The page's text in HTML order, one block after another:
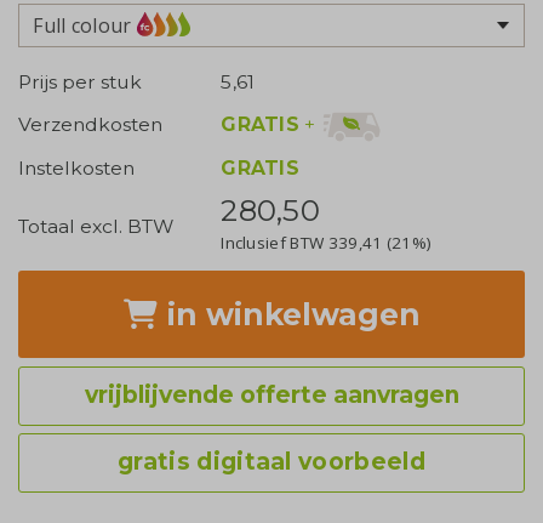
Full colour
Prijs per stuk
5,61
Verzendkosten
GRATIS +
Instelkosten
GRATIS
Totaal excl. BTW 280,50
Inclusief BTW 339,41 (21%)
in winkelwagen
vrijblijvende offerte aanvragen
gratis digitaal voorbeeld